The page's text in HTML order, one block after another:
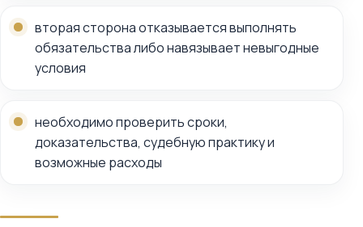
вторая сторона отказывается выполнять
обязательства либо навязывает невыгодные
условия
необходимо проверить сроки,
доказательства, судебную практику и
возможные расходы